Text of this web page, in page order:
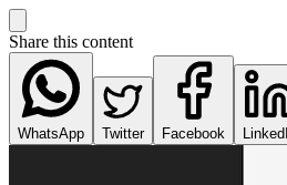
Share this content
WhatsApp Twitter Facebook